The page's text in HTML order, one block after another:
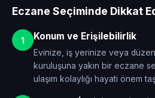
Eczane Seçiminde Dikkat
1 Konum ve Erişilebilirlik
Evinize, iş yerinize veya
kuruluşuna yakın bir eczane
ulaşım kolaylığı hayati önem